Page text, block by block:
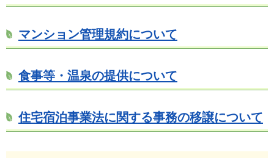
マンション管理規約について
食事等・温泉の提供について
住宅宿泊事業法に関する事務の移譲について